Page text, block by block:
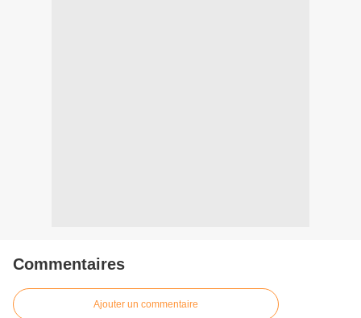
Commentaires
Ajouter un commentaire